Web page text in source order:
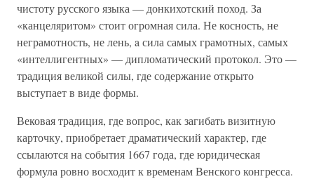
чистоту русского языка — донкихотский поход. За
«канцеляритом» стоит огромная сила. Не косность, не
неграмотность, не лень, a сила самых грамотных, самых
«интеллигентных» — дипломатический протокол. Это —
традиция великой силы, где содержание открыто
выступает в виде формы.
Вековая традиция, где вопрос, как загибать визитную
карточку, приобретает драматический характер, где
ссылаются на события 1667 года, где юридическая
формула ровно восходит к временам Венского конгресса.